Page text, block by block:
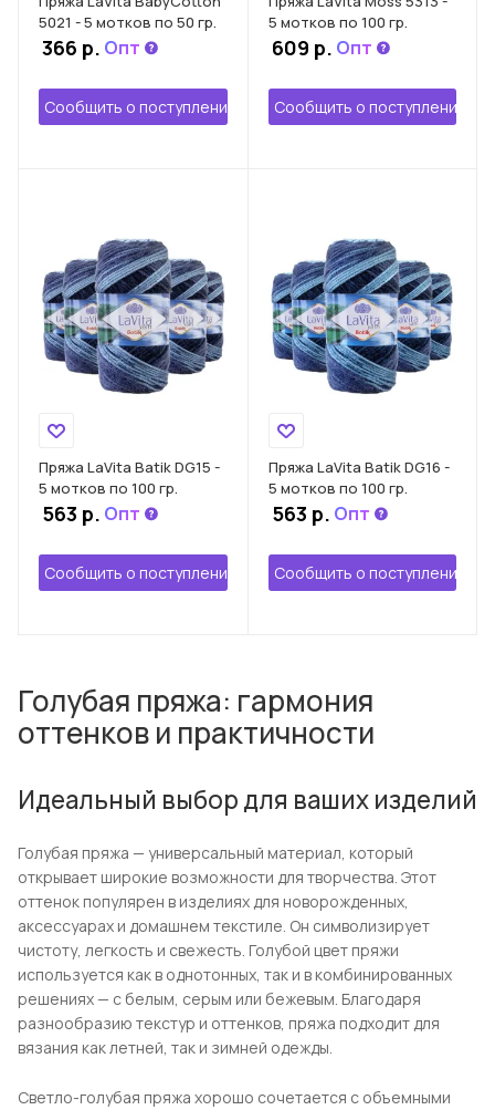
5021 - 5 мотков по 50 гр.
366 р. Опт
Сообщить о поступлении
5 мотков по 100 гр.
609 р. Опт
Сообщить о поступлении
Пряжа LaVita Batik DG15 -
5 мотков по 100 гр.
563 р. Опт
Сообщить о поступлении
Пряжа LaVita Batik DG16 -
5 мотков по 100 гр.
563 р. Опт
Сообщить о поступлении
Голубая пряжа: гармония
оттенков и практичности
Идеальный выбор для ваших изделий
Голубая пряжа — универсальный материал, который
открывает широкие возможности для творчества. Этот
оттенок популярен в изделиях для новорожденных,
аксессуарах и домашнем текстиле. Он символизирует
чистоту, легкость и свежесть. Голубой цвет пряжи
используется как в однотонных, так и в комбинированных
решениях — с белым, серым или бежевым. Благодаря
разнообразию текстур и оттенков, пряжа подходит для
вязания как летней, так и зимней одежды.
Светло-голубая пряжа хорошо сочетается с объемными